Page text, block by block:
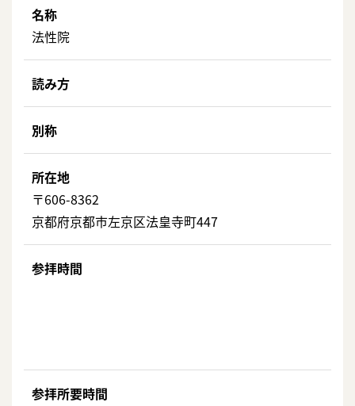
名称
法性院
読み方
別称
所在地
〒606-8362
京都府京都市左京区法皇寺町447
参拝時間
参拝所要時間